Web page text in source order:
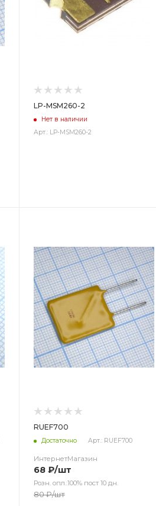
LP-MSM260-2
Нет в наличии
Арт.: LP-MSM260-2
RUEF700
Достаточно Арт.: RUEF700
ИнтернетМагазин
68 ₽/шт
Розн. опл.:100% пост 10 дн.
80₽/шт